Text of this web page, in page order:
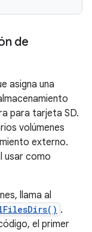
de
asigna una
para tarjeta SD.
volúmenes
externo.
usar como
llama al
.
el primer